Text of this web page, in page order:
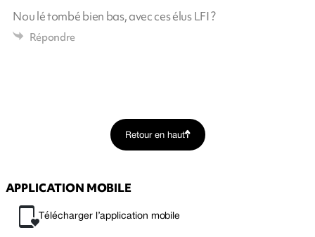
Nou lé tombé bien bas, avec ces élus LFI ?
Répondre
Retour en haut
APPLICATION MOBILE
Télécharger l’application mobile